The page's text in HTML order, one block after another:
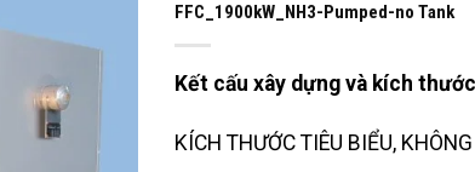
FFC_1900kW_NH3-Pumped-no Tank
Kết cấu xây dựng và kích
KÍCH THƯỚC TIÊU BIỂU,